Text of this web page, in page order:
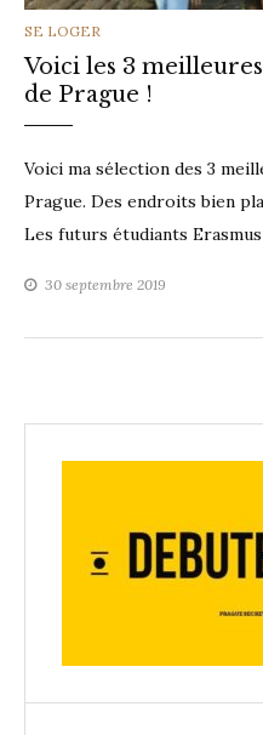
CATEGORIES
SE LOGER
Voici les 3
de Prague !
Voici ma sélection des 3
Prague. Des endroits bien
Les futurs étudiants
30 septembre 2019